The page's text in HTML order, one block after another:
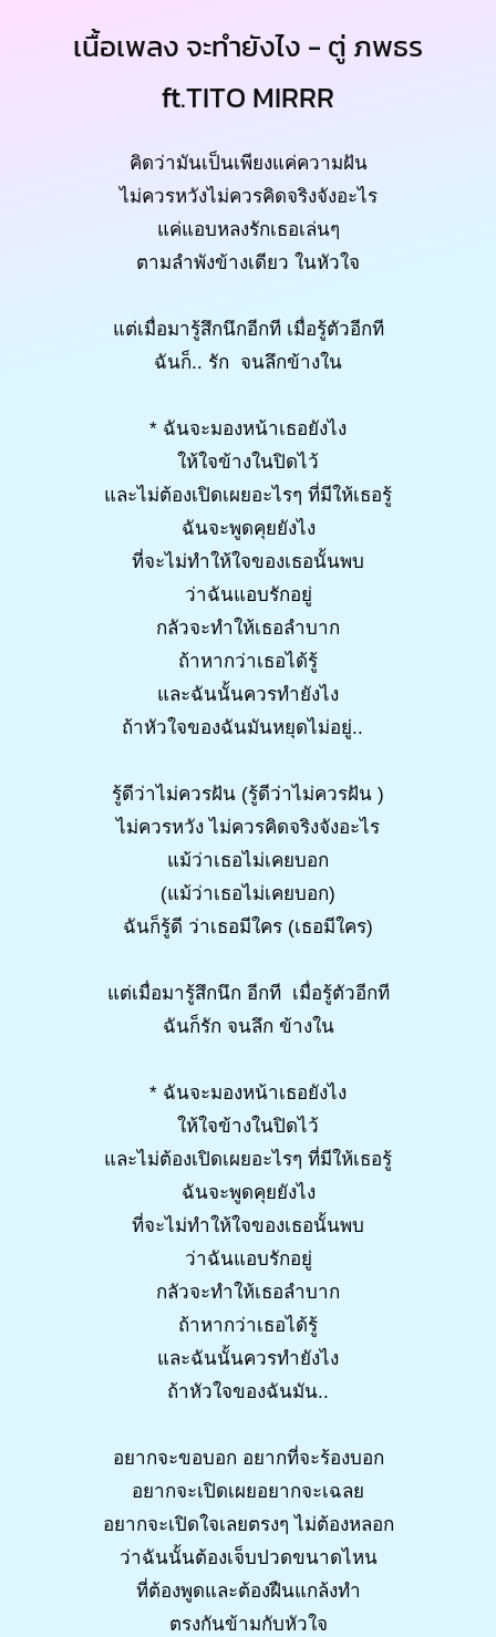
เนื้อเพลง จะทำยังไง - ตู่ ภพธร
ft.TITO MIRRR
คิดว่ามันเป็นเพียงแค่ความฝัน
ไม่ควรหวังไม่ควรคิดจริงจังอะไร
แค่แอบหลงรักเธอเล่นๆ
ตามลำพังข้างเดียว ในหัวใจ
แต่เมื่อมารู้สึกนึกอีกที เมื่อรู้ตัวอีกที
ฉันก็.. รัก จนลึกข้างใน
* ฉันจะมองหน้าเธอยังไง
ให้ใจข้างในปิดไว้
และไม่ต้องเปิดเผยอะไรๆ ที่มีให้เธอรู้
ฉันจะพูดคุยยังไง
ที่จะไม่ทำให้ใจของเธอนั้นพบ
ว่าฉันแอบรักอยู่
กลัวจะทำให้เธอลำบาก
ถ้าหากว่าเธอได้รู้
และฉันนั้นควรทำยังไง
ถ้าหัวใจของฉันมันหยุดไม่อยู่..
รู้ดีว่าไม่ควรฝัน (รู้ดีว่าไม่ควรฝัน )
ไม่ควรหวัง ไม่ควรคิดจริงจังอะไร
แม้ว่าเธอไม่เคยบอก
(แม้ว่าเธอไม่เคยบอก)
ฉันก็รู้ดี ว่าเธอมีใคร (เธอมีใคร)
แต่เมื่อมารู้สึกนึก อีกที เมื่อรู้ตัวอีกที
ฉันก็รัก จนลึก ข้างใน
* ฉันจะมองหน้าเธอยังไง
ให้ใจข้างในปิดไว้
และไม่ต้องเปิดเผยอะไรๆ ที่มีให้เธอรู้
ฉันจะพูดคุยยังไง
ที่จะไม่ทำให้ใจของเธอนั้นพบ
ว่าฉันแอบรักอยู่
กลัวจะทำให้เธอลำบาก
ถ้าหากว่าเธอได้รู้
และฉันนั้นควรทำยังไง
ถ้าหัวใจของฉันมัน..
อยากจะขอบอก อยากที่จะร้องบอก
อยากจะเปิดเผยอยากจะเฉลย
อยากจะเปิดใจเลยตรงๆ ไม่ต้องหลอก
ว่าฉันนั้นต้องเจ็บปวดขนาดไหน
ที่ต้องพูดและต้องฝืนแกล้งทำ
ตรงกันข้ามกับหัวใจ